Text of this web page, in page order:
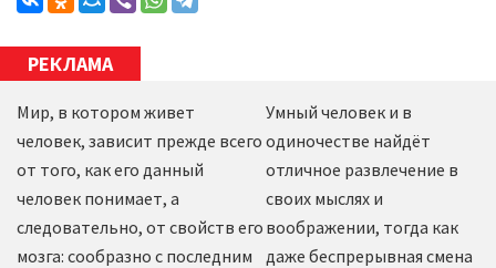
РЕКЛАМА
Мир, в котором живет
человек, зависит прежде всего
от того, как его данный
человек понимает, а
следовательно, от свойств его
мозга: сообразно с последним
Умный человек и в
одиночестве найдёт
отличное развлечение в
своих мыслях и
воображении, тогда как
даже беспрерывная смена